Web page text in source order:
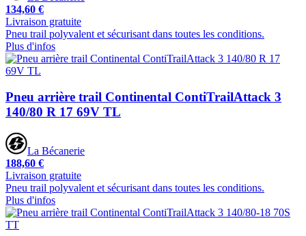
134,60 €
Livraison gratuite
Pneu trail polyvalent et sécurisant dans toutes les conditions.
Plus d'infos
Pneu arrière trail Continental ContiTrailAttack 3
140/80 R 17 69V TL
La Bécanerie
188,60 €
Livraison gratuite
Pneu trail polyvalent et sécurisant dans toutes les conditions.
Plus d'infos